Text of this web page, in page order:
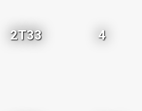
2T33 4